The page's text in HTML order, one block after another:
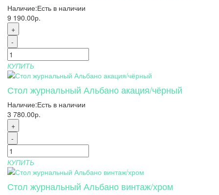
Наличие:Есть в наличии
9 190.00р.
+
-
КУПИТЬ
Стол журнальный Альбано акация/чёрный
Наличие:Есть в наличии
3 780.00р.
+
-
КУПИТЬ
Стол журнальный Альбано винтаж/хром